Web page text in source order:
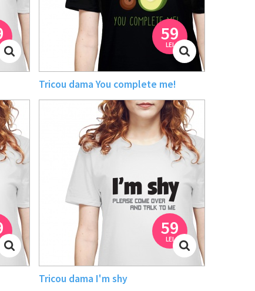
Tricou dama You complete me!
59
LEI
Tricou dama I'm shy
59
LEI